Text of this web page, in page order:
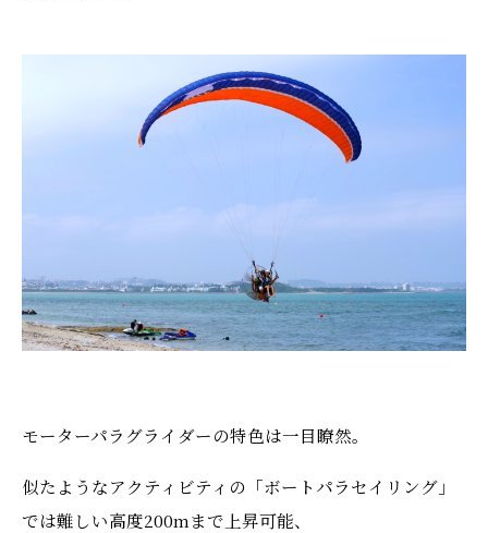
モーターパラグライダーの特色は一目瞭然。
似たようなアクティビティの「ボートパラセイリング」
では難しい高度200mまで上昇可能、